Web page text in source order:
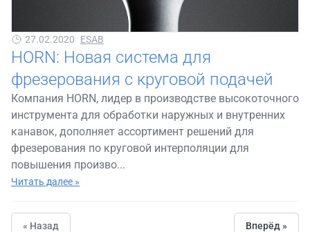
27.02.2020 ESAB
HORN: Новая система для
фрезерования с круговой подачей
Компания HORN, лидер в производстве высокоточного
инструмента для обработки наружных и внутренних
канавок, дополняет ассортимент решений для
фрезерования по круговой интерполяции для
повышения произво...
Читать далее »
« Назад Вперёд »